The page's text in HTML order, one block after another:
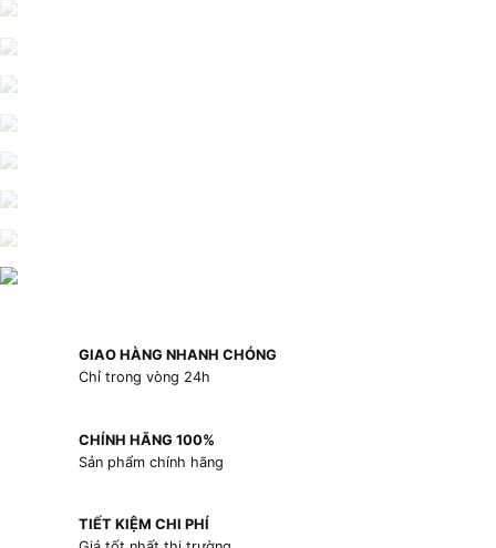
GIAO HÀNG NHANH CHÓNG
Chỉ trong vòng 24h
CHÍNH HÃNG 100%
Sản phẩm chính hãng
TIẾT KIỆM CHI PHÍ